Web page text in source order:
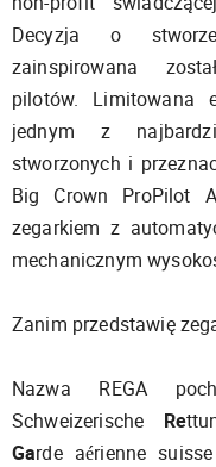
Decyzja o
zainspirowana
pilotów. Limitowana
jednym z
stworzonych i
Big Crown ProPilot
zegarkiem z
mechanicznym
Zanim przedstawię
Nazwa REGA
Schweizerische Re
Garde aérienne